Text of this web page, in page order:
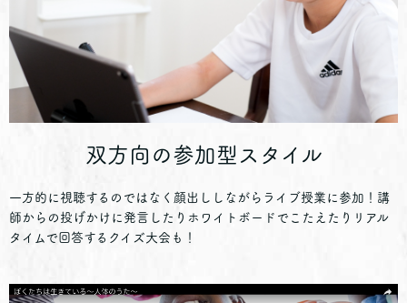
双方向の参加型スタイル
一方的に視聴するのではなく顔出ししながらライブ授業に参加！講
師からの投げかけに発言したりホワイトボードでこたえたりリアル
タイムで回答するクイズ大会も！